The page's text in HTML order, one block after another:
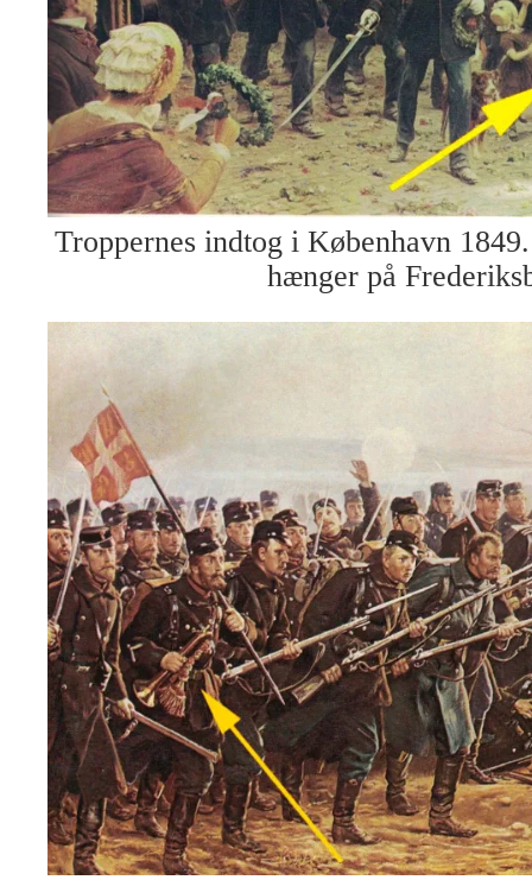
Troppernes indtog i København
hænger på